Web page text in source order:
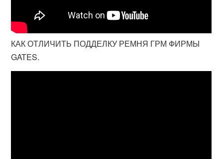
КАК ОТЛИЧИТЬ ПОДДЕЛКУ РЕМНЯ ГРМ ФИРМЫ
GATES.